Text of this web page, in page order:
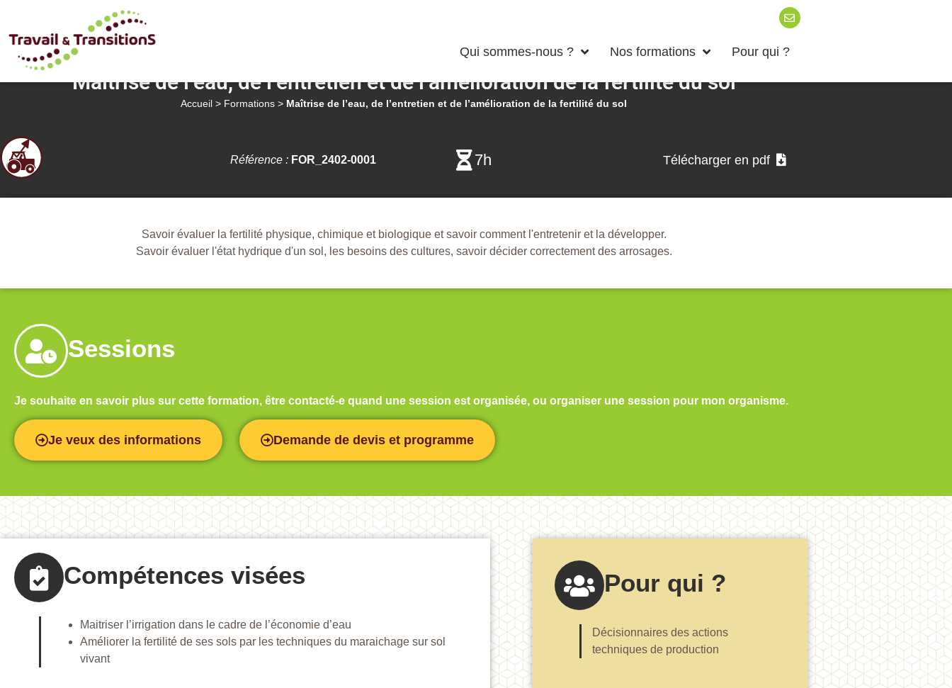
Qui sommes-nous ? Nos formations Pour qui ?
Maîtrise de l’eau, de l’entretien et de l’amélioration de la fertilité du sol
Accueil > Formations > Maîtrise de l’eau, de l’entretien et de l’amélioration de la fertilité du sol
Référence : FOR_2402-0001 7h Télécharger en pdf
Savoir évaluer la fertilité physique, chimique et biologique et savoir comment l'entretenir et la développer.
Savoir évaluer l'état hydrique d'un sol, les besoins des cultures, savoir décider correctement des arrosages.
Sessions
Je souhaite en savoir plus sur cette formation, être contacté-e quand une session est organisée, ou organiser une session pour mon organisme.
Je veux des informations Demande de devis et programme
Compétences visées
Maitriser l’irrigation dans le cadre de l’économie d’eau
Améliorer la fertilité de ses sols par les techniques du maraichage sur sol
vivant
Pour qui ?
Décisionnaires des actions
techniques de production